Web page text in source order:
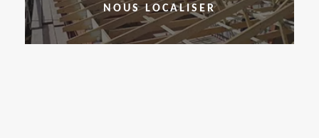
NOUS LOCALISER